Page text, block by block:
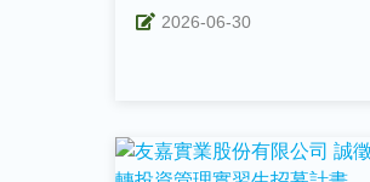
2026-06-30